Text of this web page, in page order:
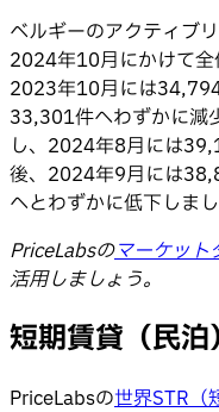
ベルギーのアクティブ
2024年10月にかけて全
2023年10月には
33,301件へわずかに減
し、2024年8月には
後、2024年9月には
へとわずかに低下しまし
PriceLabsのマーケット
活用しましょう。
短期賃貸（民
PriceLabsの世界STR（